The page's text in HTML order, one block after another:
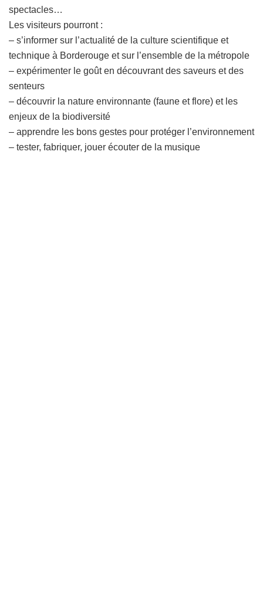
spectacles…
Les visiteurs pourront :
– s’informer sur l’actualité de la culture scientifique et
technique à Borderouge et sur l’ensemble de la métropole
– expérimenter le goût en découvrant des saveurs et des
senteurs
– découvrir la nature environnante (faune et flore) et les
enjeux de la biodiversité
– apprendre les bons gestes pour protéger l’environnement
– tester, fabriquer, jouer écouter de la musique